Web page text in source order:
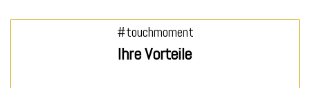
#touchmoment
Ihre Vorteile